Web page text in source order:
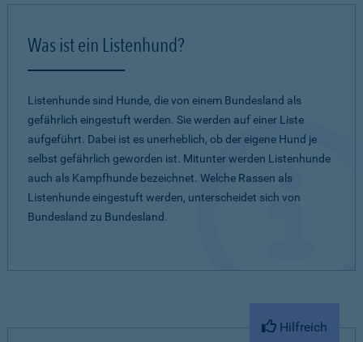
Was ist ein Listenhund?
Listenhunde sind Hunde, die von einem Bundesland als
gefährlich eingestuft werden. Sie werden auf einer Liste
aufgeführt. Dabei ist es unerheblich, ob der eigene Hund je
selbst gefährlich geworden ist. Mitunter werden Listenhunde
auch als Kampfhunde bezeichnet. Welche Rassen als
Listenhunde eingestuft werden, unterscheidet sich von
Bundesland zu Bundesland.
Hilfreich